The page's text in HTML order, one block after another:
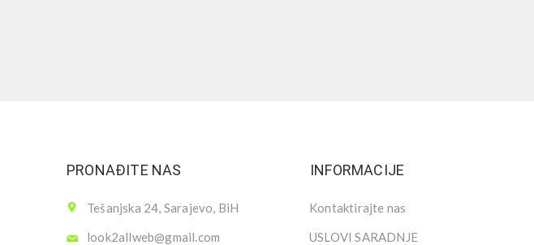
PRONAĐITE NAS
Tešanjska 24, Sarajevo, BiH
look2allweb@gmail.com
INFORMACIJE
Kontaktirajte nas
USLOVI SARADNJE